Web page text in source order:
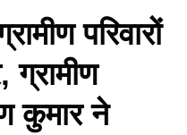
परिवारों
ग्रामीण
कुमार ने